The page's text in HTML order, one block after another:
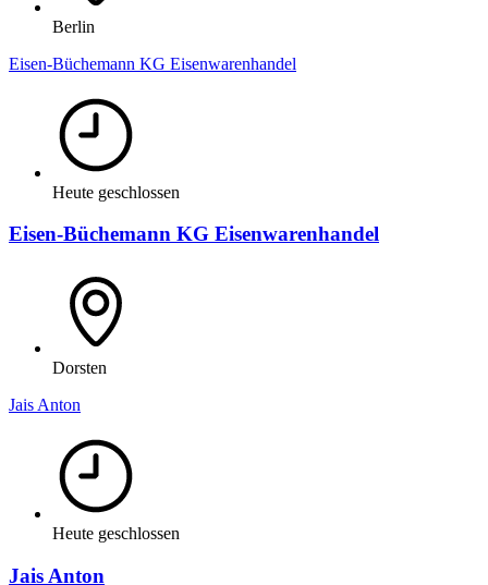
Berlin
Eisen-Büchemann KG Eisenwarenhandel
Heute geschlossen
Eisen-Büchemann KG Eisenwarenhandel
Dorsten
Jais Anton
Heute geschlossen
Jais Anton